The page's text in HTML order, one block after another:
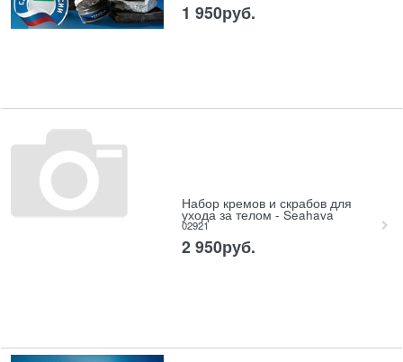
1 950руб.
Набор кремов и скрабов для
ухода за телом - Seahava
02921
2 950руб.